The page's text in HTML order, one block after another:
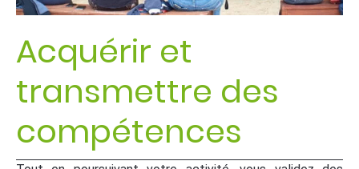
Acquérir et
transmettre des
compétences